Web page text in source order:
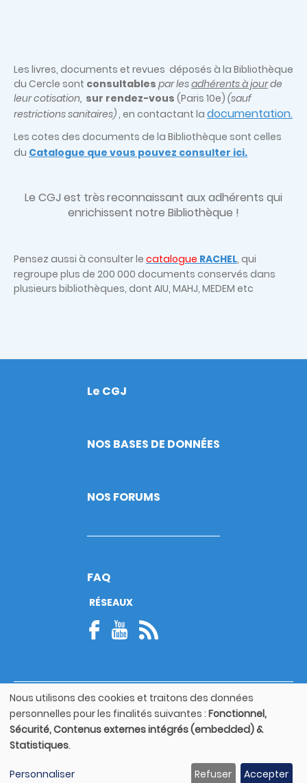
Les livres, documents et revues déposés à la Bibliothèque
du Cercle sont consultables par lesadhérents à jourde
leur cotisation, sur rendez-vous (Paris 10e) (sauf
restrictions sanitaires), en contactant la documentation.
Les cotes des documents de la Bibliothèque sont celles
du Catalogue que vous pouvez consulter ici.
Le CGJ est trèsreconnaissant aux adhérents qui
enrichissent notre Bibliothèque !
Pensez aussi à consulter le catalogue RACHEL, qui
regroupe plus de 200 000 documents conservés dans
plusieurs bibliothèques, dont AIU, MAHJ, MEDEM etc
Footer
Le CGJ
NOS BASES DE DONNÉES
NOS FORUMS
FAQ
RÉSEAUX
© Copyright 2026
Footer
bottom
Mentions légales
Utilisation
des
données
personnelles
et
Nous utilisons des cookies et traitons des données
personnelles pour les finalités suivantes : Fonctionnel,
Sécurité, Contenus externes intégrés (embedded) &
Statistiques.
Personnaliser Refuser Accepter